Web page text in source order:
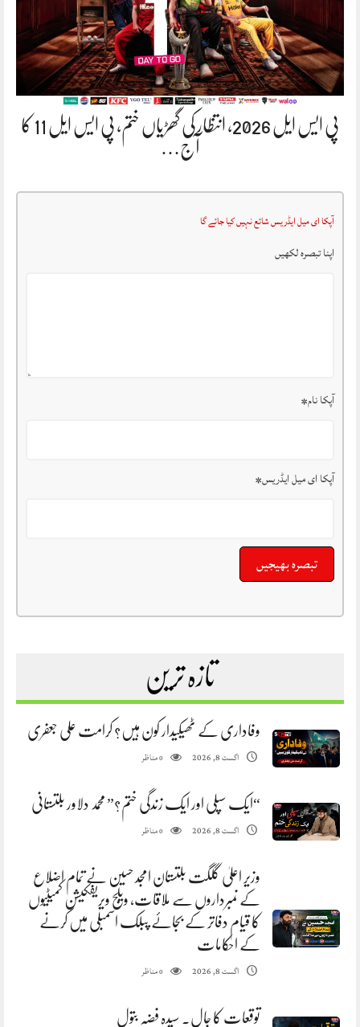
پی ایس ایل 2026، انتظار کی گھڑیاں ختم، پی ایس ایل 11 کا
آج…
آپکا ای میل ایڈریس شائع نہیں کیا جائے گا
اپنا تبصرہ لکھیں
آپکا نام*
آپکا ای میل ایڈریس*
تازہ ترین
وفاداری کے ٹھیکیدار کون ہیں؟ کرامت علی جعفری
اگست 8, 2026 0مناظر
“ایک سپلی اور ایک زندگی ختم؟” محمد دلاور بلتستانی
اگست 8, 2026 0مناظر
وزیر اعلیٰ گلگت بلتستان امجد حسین نے تمام اضلاع
کے نمبرداروں سے ملاقات، ویلج ویریفکیشن کمیٹیوں
کا قیام دفاتر کے بجائے پبلک اسمبلی میں کرنے
کے احکامات
اگست 8, 2026 0مناظر
توقعات کا جال. سیدہ فضہ بتول